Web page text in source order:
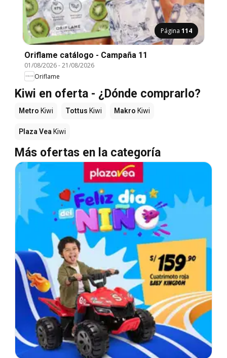
Página 114
Oriflame catálogo - Campaña 11
01/08/2026-21/08/2026
Oriflame
Kiwi en oferta - ¿Dónde comprarlo?
Metro Kiwi Tottus Kiwi Makro Kiwi
Plaza Vea Kiwi
Más ofertas en la categoría